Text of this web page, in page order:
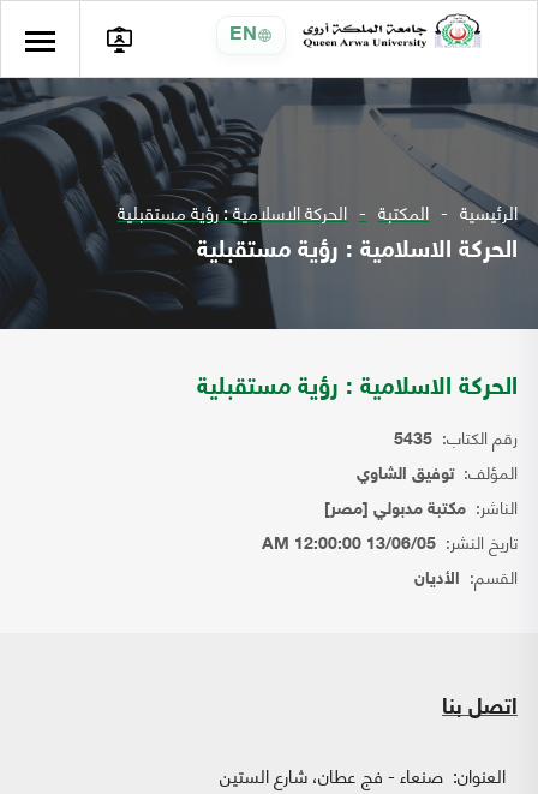
EN
الرئيسية المكتبة الحركة الاسلامية : رؤية مستقبلية
الحركة الاسلامية : رؤية مستقبلية
الحركة الاسلامية : رؤية مستقبلية
رقم الكتاب: 5435
المؤلف:توفيق الشاوي
الناشر: مكتبة مدبولي [مصر]
تاريخ النشر: 13/06/05 12:00:00 AM
القسم: الأديان
اتصل بنا
العنوان: صنعاء - فج عطان، شارع الستين